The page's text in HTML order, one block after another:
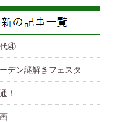
代④
デン謎解きフェスタ
！